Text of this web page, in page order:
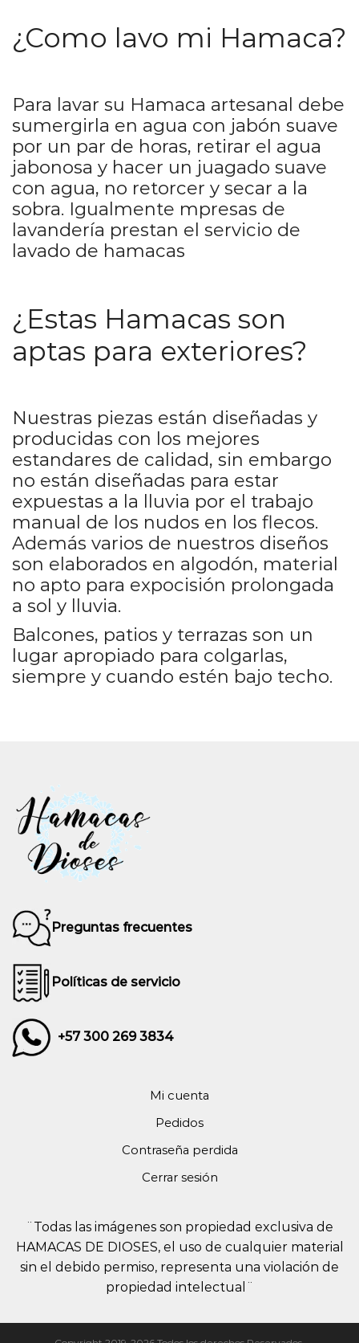
¿Como lavo mi Hamaca?
Para lavar su Hamaca artesanal debe
sumergirla en agua con jabón suave
por un par de horas, retirar el agua
jabonosa y hacer un juagado suave
con agua, no retorcer y secar a la
sobra. Igualmente mpresas de
lavandería prestan el servicio de
lavado de hamacas
¿Estas Hamacas son
aptas para exteriores?
Nuestras piezas están diseñadas y
producidas con los mejores
estandares de calidad, sin embargo
no están diseñadas para estar
expuestas a la lluvia por el trabajo
manual de los nudos en los flecos.
Además varios de nuestros diseños
son elaborados en algodón, material
no apto para expocisión prolongada
a sol y lluvia.
Balcones, patios y terrazas son un
lugar apropiado para colgarlas,
siempre y cuando estén bajo techo.
Preguntas frecuentes
Políticas de servicio
+57 300 269 3834
Mi cuenta
Pedidos
Contraseña perdida
Cerrar sesión
¨Todas las imágenes son propiedad exclusiva de
HAMACAS DE DIOSES, el uso de cualquier material
sin el debido permiso, representa una violación de
propiedad intelectual¨